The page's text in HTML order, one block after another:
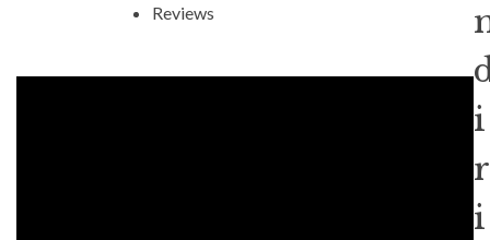
i
r
i
Reviews